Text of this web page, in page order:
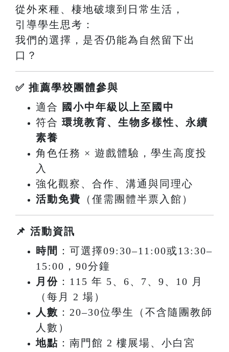
從外來種、棲地破壞到日常生活，
引導學生思考：
我們的選擇，是否仍能為自然留下出
口？
✅ 推薦學校團體參與
適合 國小中年級以上至國中
符合 環境教育、生物多樣性、永續
素養
角色任務 × 遊戲體驗，學生高度投
入
強化觀察、合作、溝通與同理心
活動免費 （僅需團體半票入館）
📌 活動資訊
時間 ：可選擇09:30–11:00或13:30–
15:00，90分鐘
月份 ：115 年 5、6、7、9、10 月
（每月 2 場）
人數 ：20–30位學生
（不含隨團教師
人數）
地點 ：南門館 2 樓展場、小白宮